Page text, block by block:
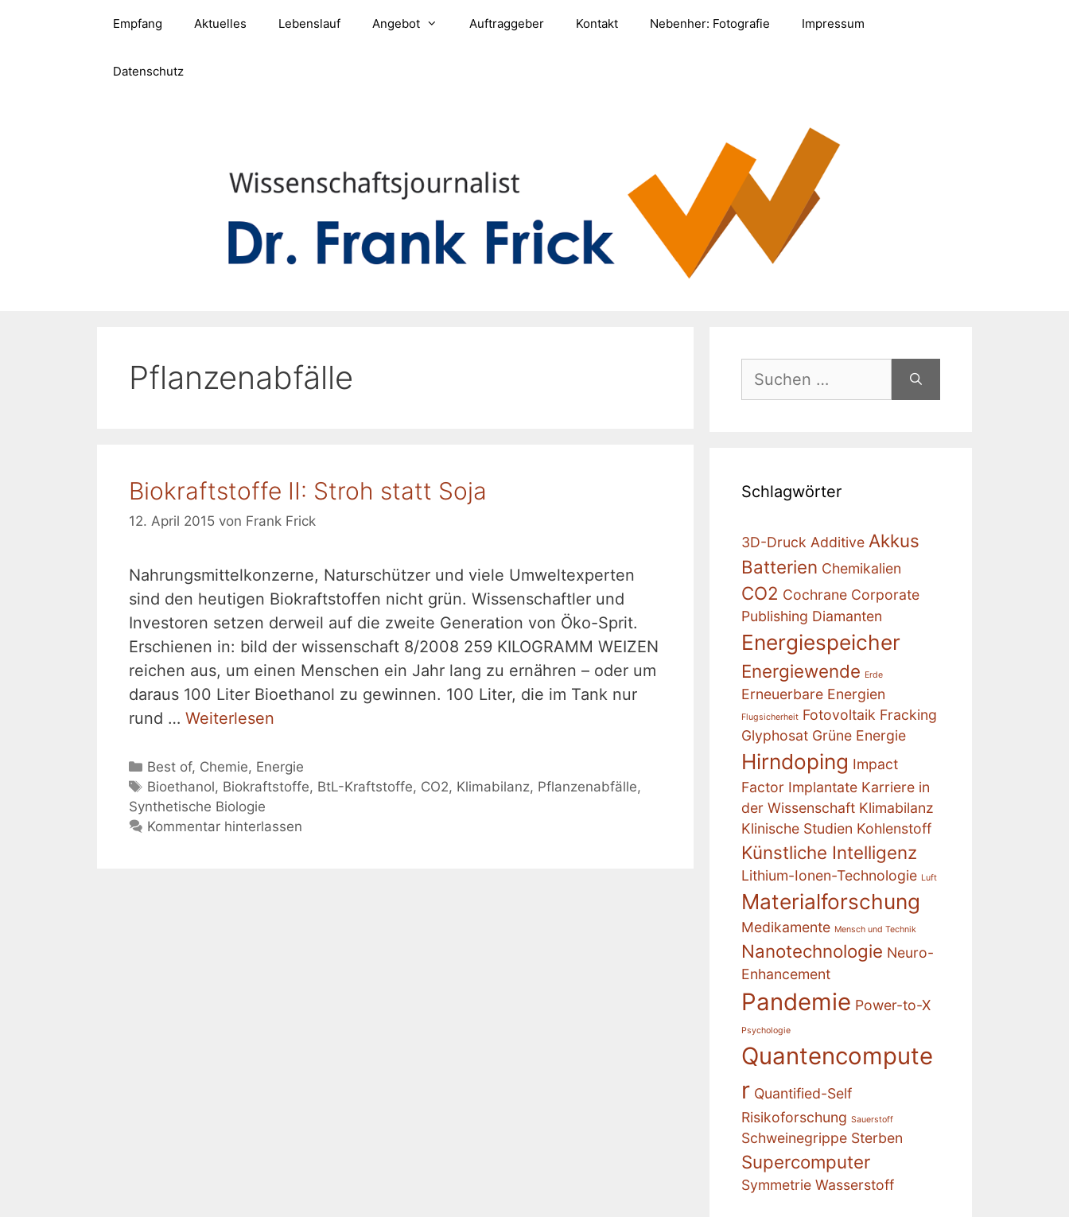
Empfang Aktuelles Lebenslauf Angebot Auftraggeber Kontakt Nebenher: Fotografie Impressum
Datenschutz
Pflanzenabfälle
Biokraftstoffe II: Stroh statt Soja
12. April 2015 von Frank Frick
Nahrungsmittelkonzerne, Naturschützer und viele Umweltexperten
sind den heutigen Biokraftstoffen nicht grün. Wissenschaftler und
Investoren setzen derweil auf die zweite Generation von Öko-Sprit.
Erschienen in: bild der wissenschaft 8/2008 259 KILOGRAMM WEIZEN
reichen aus, um einen Menschen ein Jahr lang zu ernähren – oder um
daraus 100 Liter Bioethanol zu gewinnen. 100 Liter, die im Tank nur
rund … Weiterlesen
Kategorien
Best of, Chemie, Energie
Schlagwörter
Bioethanol, Biokraftstoffe, BtL-Kraftstoffe, CO2, Klimabilanz, Pflanzenabfälle,
Synthetische Biologie
Kommentar hinterlassen
nach:
Schlagwörter
3D-Druck Additive Akkus
Batterien Chemikalien
CO2 Cochrane Corporate
Publishing Diamanten
Energiespeicher
Energiewende Erde
Erneuerbare Energien
Flugsicherheit Fotovoltaik Fracking
Glyphosat Grüne Energie
Hirndoping Impact
Factor Implantate Karriere in
der Wissenschaft Klimabilanz
Klinische Studien Kohlenstoff
Künstliche Intelligenz
Lithium-Ionen-Technologie Luft
Materialforschung
Medikamente Mensch und Technik
Nanotechnologie Neuro-
Enhancement
Pandemie Power-to-X
Psychologie
Quantencompute
r Quantified-Self
Risikoforschung Sauerstoff
Schweinegrippe Sterben
Supercomputer
Symmetrie Wasserstoff